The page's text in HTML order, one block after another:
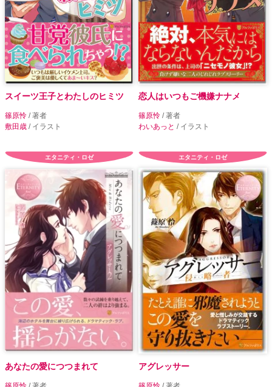
スイーツ王子とわたしのヒミツ
篠原怜 / 著者
敷田歳 / イラスト
恋人はいつもご機嫌ナナメ
篠原怜 / 著者
わいあっと / イラスト
エタニティ・ロゼ
あなたの愛につつまれて
エタニティ・ロゼ
アグレッサー